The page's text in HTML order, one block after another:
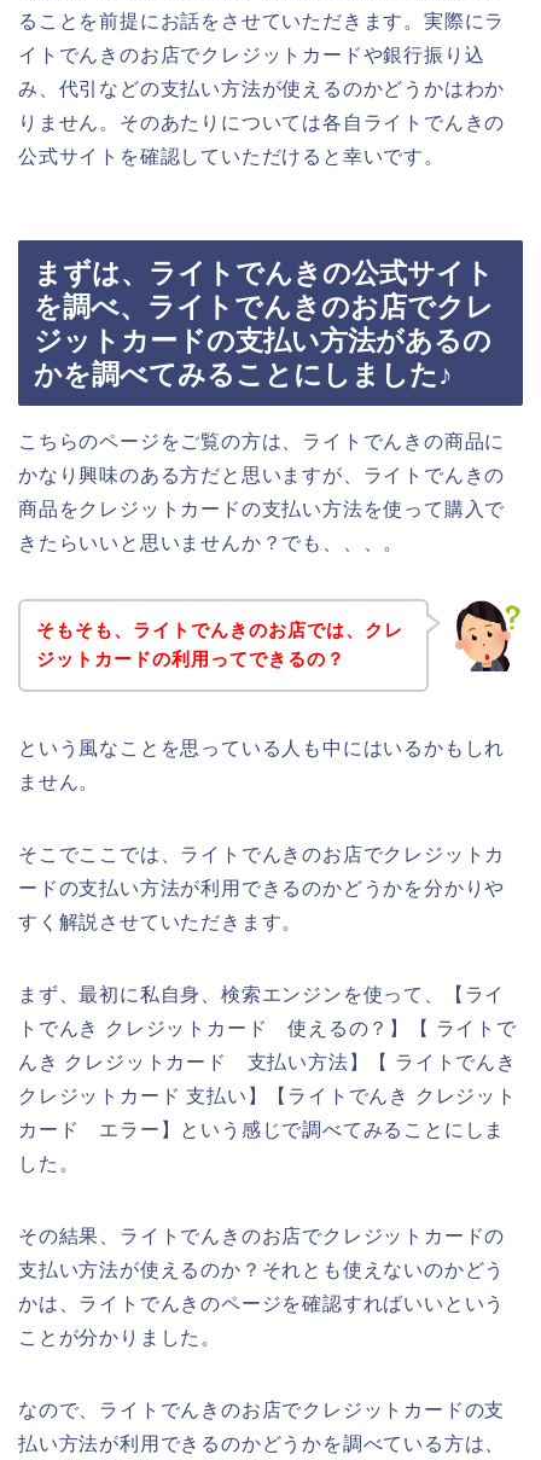
ることを前提にお話をさせていただきます。実際にラ
イトでんきのお店でクレジットカードや銀行振り込
み、代引などの支払い方法が使えるのかどうかはわか
りません。そのあたりについては各自ライトでんきの
公式サイトを確認していただけると幸いです。
まずは、ライトでんきの公式サイト
を調べ、ライトでんきのお店でクレ
ジットカードの支払い方法があるの
かを調べてみることにしました♪
こちらのページをご覧の方は、ライトでんきの商品に
かなり興味のある方だと思いますが、ライトでんきの
商品をクレジットカードの支払い方法を使って購入で
きたらいいと思いませんか？でも、、、。
そもそも、ライトでんきのお店では、クレ
ジットカードの利用ってできるの？
という風なことを思っている人も中にはいるかもしれ
ません。
そこでここでは、ライトでんきのお店でクレジットカ
ードの支払い方法が利用できるのかどうかを分かりや
すく解説させていただきます。
まず、最初に私自身、検索エンジンを使って、【ライ
トでんき クレジットカード 使えるの？】【 ライトで
んき クレジットカード 支払い方法】【 ライトでんき
クレジットカード 支払い】【ライトでんき クレジット
カード エラー】という感じで調べてみることにしま
した。
その結果、ライトでんきのお店でクレジットカードの
支払い方法が使えるのか？それとも使えないのかどう
かは、ライトでんきのページを確認すればいいという
ことが分かりました。
なので、ライトでんきのお店でクレジットカードの支
払い方法が利用できるのかどうかを調べている方は、